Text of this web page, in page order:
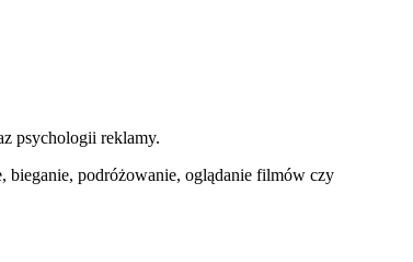
psychologii reklamy.
bieganie, podróżowanie, oglądanie filmów czy